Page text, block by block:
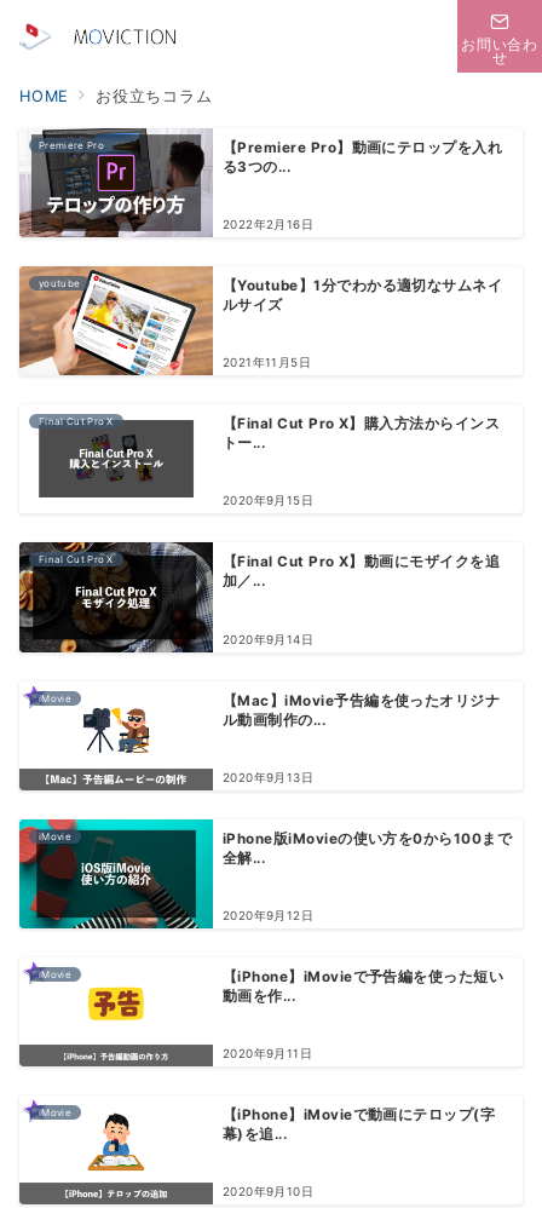
お問い合わ
せ
HOME お役立ちコラム
Premiere Pro
【Premiere Pro】動画にテロップを入れ
る3つの...
2022年2月16日
youtube
【Youtube】1分でわかる適切なサムネイ
ルサイズ
2021年11月5日
Final Cut Pro X
【Final Cut Pro X】購入方法からインス
トー...
2020年9月15日
Final Cut Pro X
【Final Cut Pro X】動画にモザイクを追
加／...
2020年9月14日
iMovie
【Mac】iMovie予告編を使ったオリジナ
ル動画制作の...
2020年9月13日
iMovie
iPhone版iMovieの使い方を0から100まで
全解...
2020年9月12日
iMovie
【iPhone】iMovieで予告編を使った短い
動画を作...
2020年9月11日
iMovie
【iPhone】iMovieで動画にテロップ(字
幕)を追...
2020年9月10日